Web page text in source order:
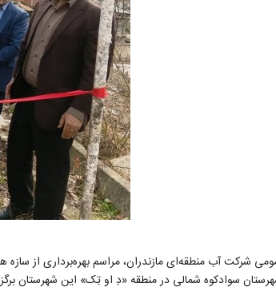
شرکت آب منطقه‌ای مازندران، مراسم بهره‌برداری از سازه
سوادکوه شمالی در منطقه «دِ او تِک» این شهرستان